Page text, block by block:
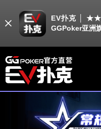
EV扑克 │
GGPoker亚洲